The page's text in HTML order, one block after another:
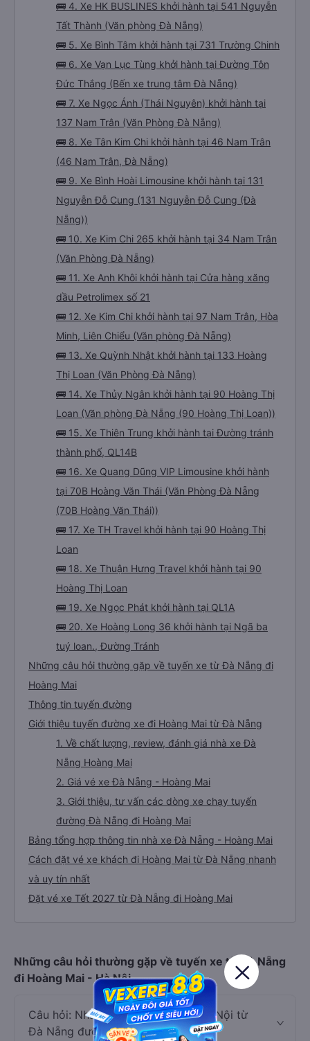
🚌 4. Xe HK BUSLINES khởi hành tại 541 Nguyễn
Tất Thành (Văn phòng Đà Nẵng)
🚌 5. Xe Bình Tâm khởi hành tại 731 Trường Chinh
🚌 6. Xe Vạn Lục Tùng khởi hành tại Đường Tôn
Đức Thắng (Bến xe trung tâm Đà Nẵng)
🚌 7. Xe Ngọc Ánh (Thái Nguyên) khởi hành tại
137 Nam Trân (Văn Phòng Đà Nẵng)
🚌 8. Xe Tân Kim Chi khởi hành tại 46 Nam Trân
(46 Nam Trân, Đà Nẵng)
🚌 9. Xe Bình Hoài Limousine khởi hành tại 131
Nguyễn Đỗ Cung (131 Nguyễn Đỗ Cung (Đà
Nẵng))
🚌 10. Xe Kim Chi 265 khởi hành tại 34 Nam Trân
(Văn Phòng Đà Nẵng)
🚌 11. Xe Anh Khôi khởi hành tại Cửa hàng xăng
dầu Petrolimex số 21
🚌 12. Xe Kim Chi khởi hành tại 97 Nam Trân, Hòa
Minh, Liên Chiểu (Văn phòng Đà Nẵng)
🚌 13. Xe Quỳnh Nhật khởi hành tại 133 Hoàng
Thị Loan (Văn Phòng Đà Nẵng)
🚌 14. Xe Thủy Ngân khởi hành tại 90 Hoàng Thị
Loan (Văn phòng Đà Nẵng (90 Hoàng Thị Loan))
🚌 15. Xe Thiên Trung khởi hành tại Đường tránh
thành phố, QL14B
🚌 16. Xe Quang Dũng VIP Limousine khởi hành
tại 70B Hoàng Văn Thái (Văn Phòng Đà Nẵng
(70B Hoàng Văn Thái))
🚌 17. Xe TH Travel khởi hành tại 90 Hoàng Thị
Loan
🚌 18. Xe Thuận Hưng Travel khởi hành tại 90
Hoàng Thị Loan
🚌 19. Xe Ngọc Phát khởi hành tại QL1A
🚌 20. Xe Hoàng Long 36 khởi hành tại Ngã ba
tuý loan., Đường Tránh
Những câu hỏi thường gặp về tuyến xe từ Đà Nẵng đi
Hoàng Mai
Thông tin tuyến đường
Giới thiệu tuyến đường xe đi Hoàng Mai từ Đà Nẵng
1. Về chất lượng, review, đánh giá nhà xe Đà
Nẵng Hoàng Mai
2. Giá vé xe Đà Nẵng - Hoàng Mai
3. Giới thiệu, tư vấn các dòng xe chạy tuyến
đường Đà Nẵng đi Hoàng Mai
Bảng tổng hợp thông tin nhà xe Đà Nẵng - Hoàng Mai
Cách đặt vé xe khách đi Hoàng Mai từ Đà Nẵng nhanh
và uy tín nhất
Đặt vé xe Tết 2027 từ Đà Nẵng đi Hoàng Mai
Những câu hỏi thường gặp về tuyến xe từ Đà Nẵng
đi Hoàng Mai - Hà Nội
Câu hỏi: Nhà xe đi Hoàng Mai - Hà Nội từ
Đà Nẵng được đánh giá tốt nhất?